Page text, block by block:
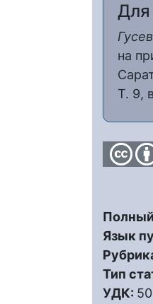
Для
на
Т. 9,
Полный
Язык
Тип
УДК: